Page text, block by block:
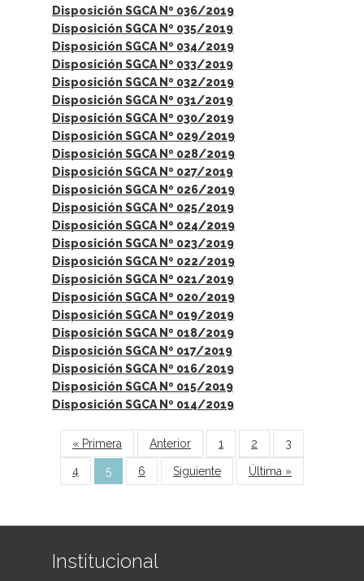
Disposición SGCA Nº 036/2019
Disposición SGCA Nº 035/2019
Disposición SGCA Nº 034/2019
Disposición SGCA Nº 033/2019
Disposición SGCA Nº 032/2019
Disposición SGCA Nº 031/2019
Disposición SGCA Nº 030/2019
Disposición SGCA Nº 029/2019
Disposición SGCA Nº 028/2019
Disposición SGCA Nº 027/2019
Disposición SGCA Nº 026/2019
Disposición SGCA Nº 025/2019
Disposición SGCA Nº 024/2019
Disposición SGCA Nº 023/2019
Disposición SGCA Nº 022/2019
Disposición SGCA Nº 021/2019
Disposición SGCA Nº 020/2019
Disposición SGCA Nº 019/2019
Disposición SGCA Nº 018/2019
Disposición SGCA Nº 017/2019
Disposición SGCA Nº 016/2019
Disposición SGCA Nº 015/2019
Disposición SGCA Nº 014/2019
Páginas
« Primera Anterior 1 2 3
4 5 6 Siguiente Última »
Institucional